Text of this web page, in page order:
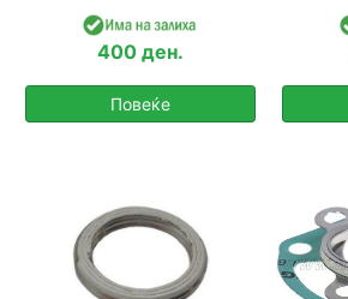
400 ден.
Повеќе